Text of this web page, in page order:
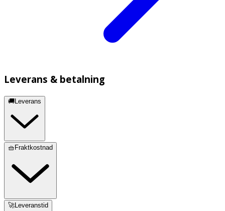
Leverans & betalning
🚚Leverans
🧺Fraktkostnad
🚀Leveranstid